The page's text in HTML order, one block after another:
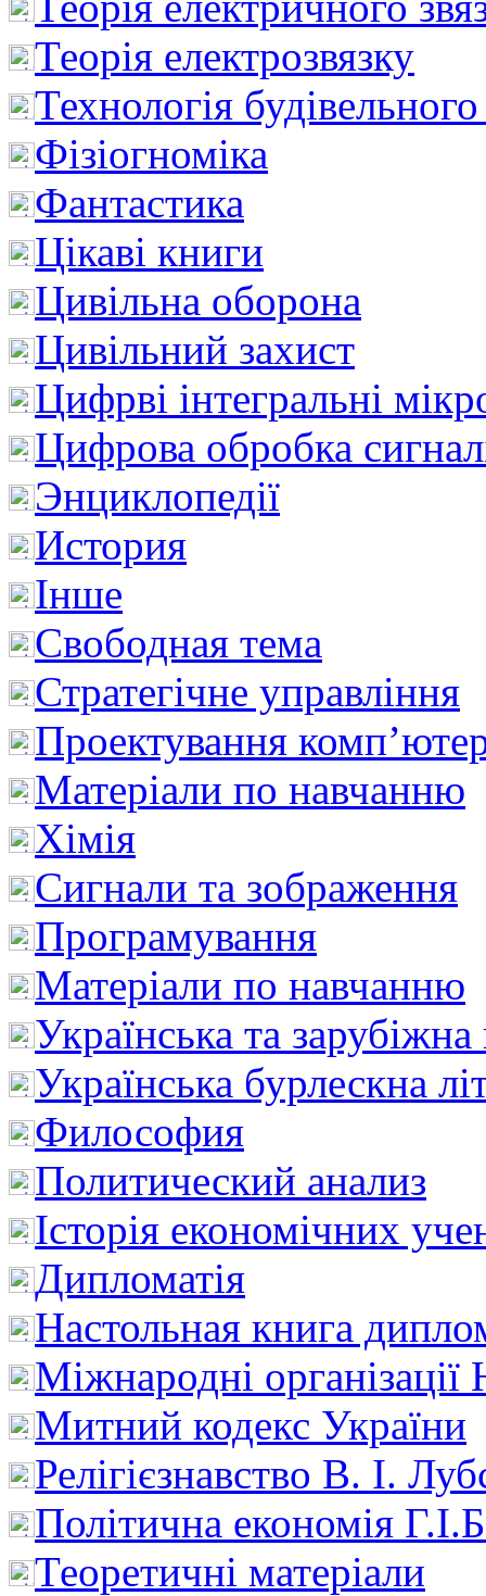
Теорія електрозвязку
Технологія
Фізіогноміка
Фантастика
Цікаві книги
Цивільна оборона
Цивільний захист
Цифрві інтегральні
Цифрова обробка
Энциклопедії
История
Інше
Свободная тема
Стратегічне управління
Проектування
Матеріали по навчанню
Хімія
Сигнали та зображення
Програмування
Матеріали по навчанню
Українська та зарубіжна
Українська бурлескна
Философия
Политический анализ
Історія економічних
Дипломатія
Настольная книга
Міжнародні
Митний кодекс України
Релігієзнавство В. І.
Політична економія
Теоретичні матеріали